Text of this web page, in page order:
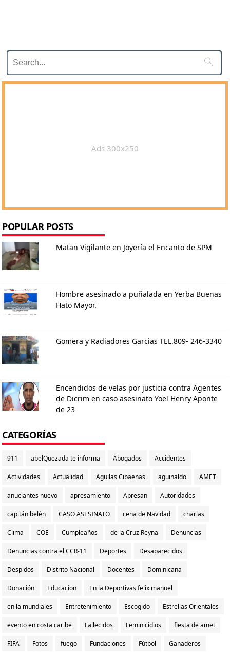

Ads 300x250
POPULAR POSTS
Matan Vigilante en Joyería el Encanto de SPM
Hombre asesinado a puñalada en Yerba Buenas
Hato Mayor.
Gomera y Radiadores Garcias TEL.809- 246-3340
Encendidos de velas por justicia contra Agentes
de Dicrim en caso asesinato Yoel Henry Aponte
de 23
CATEGORÍAS
911 abelQuezada te informa Abogados Accidentes
Actividades Actualidad Aguilas Cibaenas aguinaldo AMET
anuciantes nuevo apresamiento Apresan Autoridades
capitán belén CASO ASESINATO cena de Navidad charlas
Clima COE Cumpleaños de la Cruz Reyna Denuncias
Denuncias contra el CCR-11 Deportes Desaparecidos
Despidos Distrito Nacional Docentes Dominicana
Donación Educacion En la Deportivas felix manuel
en la mundiales Entretenimiento Escogido Estrellas Orientales
evento en costa caribe Fallecidos Feminicidios fiesta de amet
FIFA Fotos fuego Fundaciones Fútbol Ganaderos